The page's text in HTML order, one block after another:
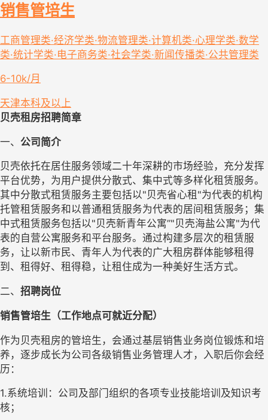
销售管培生
工商管理类·经济学类·物流管理类·计算机类·心理学类·数学
类·统计学类·电子商务类·社会学类·新闻传播类·公共管理类
6-10k/月
天津本科及以上
贝壳租房招聘简章
一、 公司简介
贝壳依托在居住服务领域二十年深耕的市场经验，充分发挥
平台优势，为用户提供分散式、集中式等多样化租赁服务。
其中分散式租赁服务主要包括以"贝壳省心租"为代表的机构
托管租赁服务和以普通租赁服务为代表的居间租赁服务；集
中式租赁服务包括以"贝壳新青年公寓”"贝壳海盐公寓"为代
表的自营公寓服务和平台服务。通过构建多层次的租赁服
务，让以新市民、青年人为代表的广大租房群体能够租得
到、租得好、租得稳，让租住成为一种美好生活方式。
二、 招聘岗位
销售管培生（工作地点可就近分配）
作为贝壳租房的管培生，会通过基层销售业务岗位锻炼和培
养，逐步成长为公司各级销售业务管理人才，入职后你会经
历：
1.系统培训：公司及部门组织的各项专业技能培训及知识考
核；